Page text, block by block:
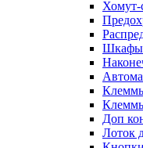
Хомут-
Шкафы
Доп
Лоток